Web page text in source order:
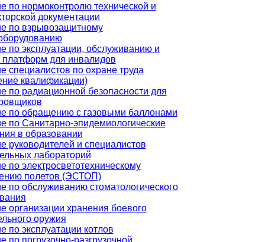
по нормоконтролю технической и
документации
по взрывозащитному
по эксплуатации, обслуживанию и
платформ для инвалидов
специалистов по охране труда
квалификации)
по радиационной безопасности для
по обращению с газовыми баллонами
по Санитарно-эпидемиологические
в образовании
руководителей и специалистов
лабораторий
по электросветотехническому
полетов (ЭСТОП)
по обслуживанию стоматологического
организации хранения боевого
оружия
по эксплуатации котлов
по погрузочно-разгрузочной